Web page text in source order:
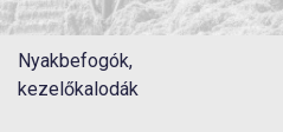
Nyakbefogók,
kezelőkalodák